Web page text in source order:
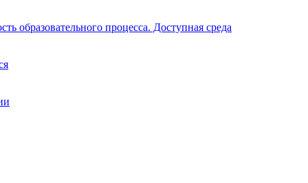
образовательного процесса. Доступная среда